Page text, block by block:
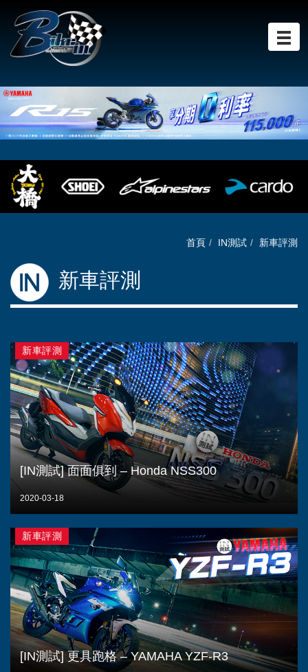
首頁 IN測試 新車評測
新車評測
新車評測
[IN測試] 面面俱到 – Honda NSS300
2020-03-18
新車評測
[IN測試] 更具跑格 – YAMAHA YZF-R3